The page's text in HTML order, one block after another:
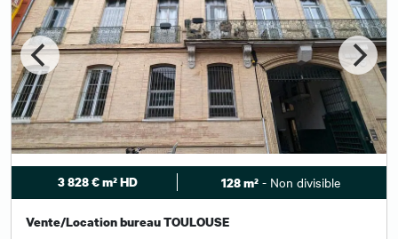
3 828 € m² HD 128 m² - Non divisible
Vente/Location bureau TOULOUSE